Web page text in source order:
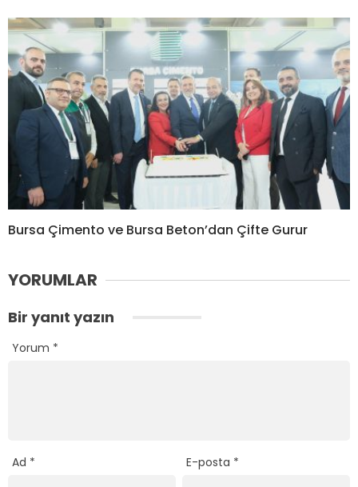
Bursa Çimento ve Bursa Beton’dan Çifte Gurur
YORUMLAR
Bir yanıt yazın
Yorum *
Ad * E-posta *